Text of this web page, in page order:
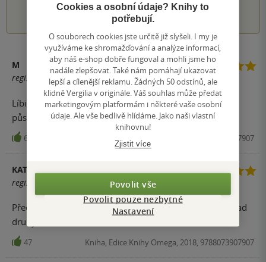
1 2 3 4 5
M
registrovaný uživatel
Líbila :-) Hlavně pak pasáže s italskou mafií a jejím
působení ve Státech :-)
65 Kniha, Edice Knihy Omega, 2018, 9788073907907
KATHIA
registrovaný uživatel
Přečteno během 4 dni...neslo ji dát z ruky...sháním případ
druhy
47 Kniha, Edice Knihy Omega, 2018, 9788073907907
Cookies a osobní údaje? Knihy to
potřebují.
O souborech cookies jste určitě již slyšeli. I my je
využíváme ke shromažďování a analýze informací,
aby náš e-shop dobře fungoval a mohli jsme ho
nadále zlepšovat. Také nám pomáhají ukazovat
lepší a cílenější reklamu. Žádných 50 odstínů, ale
klidně Vergilia v originále. Váš souhlas může předat
marketingovým platformám i některé vaše osobní
údaje. Ale vše bedlivě hlídáme. Jako naši vlastní
knihovnu!
Zjistit více
Povolit vše
Povolit pouze nezbytné
Nastavení